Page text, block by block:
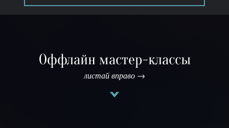
Оффлайн мастер-классы
листай вправо →